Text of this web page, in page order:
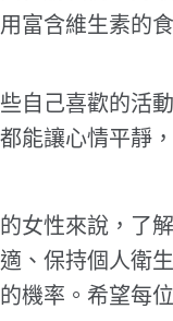
富含維生素的
自己喜歡的活
能讓心情平靜
女性來說，了
、保持個人衛
機率。希望每